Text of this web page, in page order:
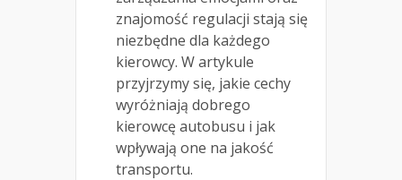
znajomość regulacji stają się
niezbędne dla każdego
kierowcy. W artykule
przyjrzymy się, jakie cechy
wyróżniają dobrego
kierowcę autobusu i jak
wpływają one na jakość
transportu.